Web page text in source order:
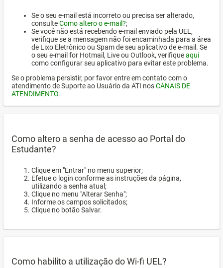
Se o seu e-mail está incorreto ou precisa ser alterado,
consulteComo altero o e-mail?;
Se você não está recebendo e-mail enviado pela UEL,
verifique se a mensagem não foi encaminhada para a área
de Lixo Eletrônico ou Spam de seu aplicativo de e-mail. Se
o seu e-mail for Hotmail, Live ou Outlook, verifiqueaqui
como configurar seu aplicativo para evitar este problema.
Se o problema persistir, por favor entre em contato com o
atendimento de Suporte ao Usuário da ATI nosCANAIS DE
ATENDIMENTO.
Como altero a senha de acesso ao Portal do
Estudante?
Clique em "Entrar" no menu superior;
Efetue o login conforme as instruções da página,
utilizando a senha atual;
Clique no menu "Alterar Senha";
Informe os campos solicitados;
Clique no botão Salvar.
Como habilito a utilização do Wi-fi UEL?